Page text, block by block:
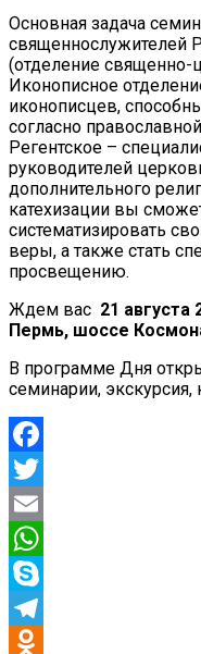
Основная задача
священнослужителей
(отделение священно-
Иконописное
иконописцев,
согласно
Регентское –
руководителей
дополнительного
катехизации вы
систематизировать
веры, а также стать
просвещению.
Ждем вас 21 августа
Пермь, шоссе
В программе Дня
семинарии, экскурсия,
Facebook
Twitter
Email
WhatsApp
Skype
Telegram